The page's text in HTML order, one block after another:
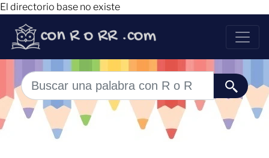
El directorio base no existe